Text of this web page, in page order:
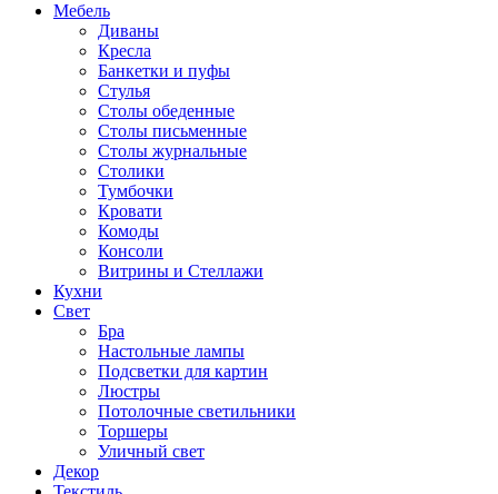
Мебель
Диваны
Кресла
Банкетки и пуфы
Стулья
Столы обеденные
Столы письменные
Столы журнальные
Столики
Тумбочки
Кровати
Комоды
Консоли
Витрины и Стеллажи
Кухни
Свет
Бра
Настольные лампы
Подсветки для картин
Люстры
Потолочные светильники
Торшеры
Уличный свет
Декор